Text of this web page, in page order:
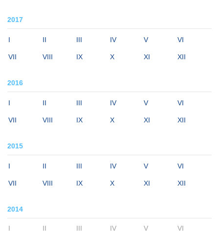
2017
I II III IV V VI
VII VIII IX X XI XII
2016
I II III IV V VI
VII VIII IX X XI XII
2015
I II III IV V VI
VII VIII IX X XI XII
2014
I II III IV V VI